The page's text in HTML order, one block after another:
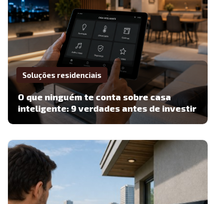
Soluções residenciais
O que ninguém te conta sobre casa
inteligente: 9 verdades antes de investir